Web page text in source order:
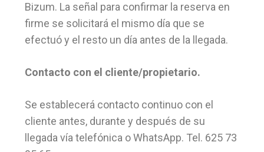
Bizum. La señal para confirmar la reserva en
firme se solicitará el mismo día que se
efectuó y el resto un día antes de la llegada.
Contacto con el cliente/propietario.
Se establecerá contacto continuo con el
cliente antes, durante y después de su
llegada vía telefónica o WhatsApp. Tel. 625 73